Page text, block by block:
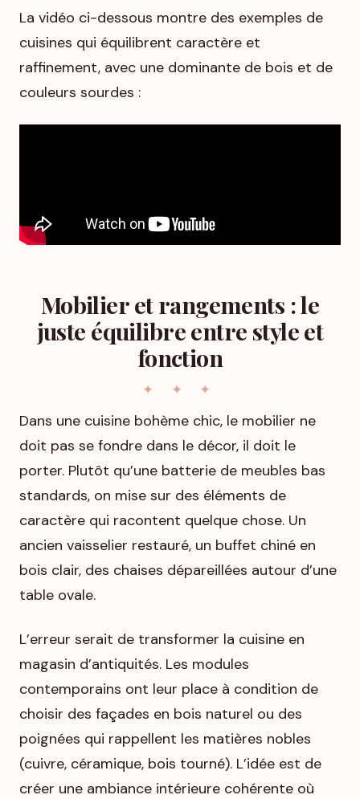
La vidéo ci-dessous montre des exemples de
cuisines qui équilibrent caractère et
raffinement, avec une dominante de bois et de
couleurs sourdes :
Mobilier et rangements : le
juste équilibre entre style et
fonction
Dans une cuisine bohème chic, le mobilier ne
doit pas se fondre dans le décor, il doit le
porter. Plutôt qu’une batterie de meubles bas
standards, on mise sur des éléments de
caractère qui racontent quelque chose. Un
ancien vaisselier restauré, un buffet chiné en
bois clair, des chaises dépareillées autour d’une
table ovale.
L’erreur serait de transformer la cuisine en
magasin d’antiquités. Les modules
contemporains ont leur place à condition de
choisir des façades en bois naturel ou des
poignées qui rappellent les matières nobles
(cuivre, céramique, bois tourné). L’idée est de
créer une ambiance intérieure cohérente où